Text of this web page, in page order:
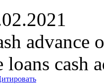
advance
loans cash